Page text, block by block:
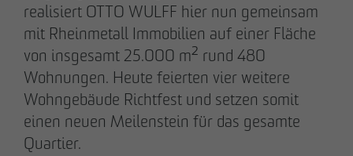
realisiert OTTO WULFF hier nun gemeinsam
mit Rheinmetall Immobilien auf einer Fläche
von insgesamt 25.000 m² rund 480
Wohnungen. Heute feierten vier weitere
Wohngebäude Richtfest und setzen somit
einen neuen Meilenstein für das gesamte
Quartier.